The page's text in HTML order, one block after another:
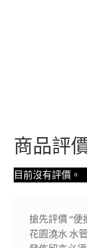
商品評
目前沒有評價。
搶先評價 “便
花園澆水 水